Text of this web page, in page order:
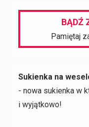
Pamiętaj
Sukienka na
- nowa sukienka w
i wyjątkowo!